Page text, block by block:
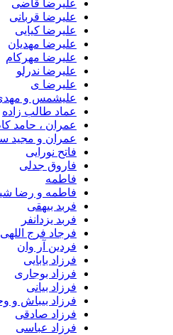
علیرضا قاضی
علیرضا قربانی
علیرضا کیایی
علیرضا مهدیان
علیرضا مهرکام
علیرضا ندرلو
علیرضا ی
علیشمس و مهدی
عماد طالب زاده
عمران ، حامد کاظم
عمران و مجید سنسی
فاتح نورایی
فاروق جدلی
فاطمه
فاطمه و رضا شیری
فربد بیهقی
فربد یزدانفر
فرجاد فرج اللهی
فردین آر وان
فرزاد بابایی
فرزاد بوجاری
فرزاد بیانی
فرزاد بیباش و وحید
فرزاد صادقی
فرزاد عباسی